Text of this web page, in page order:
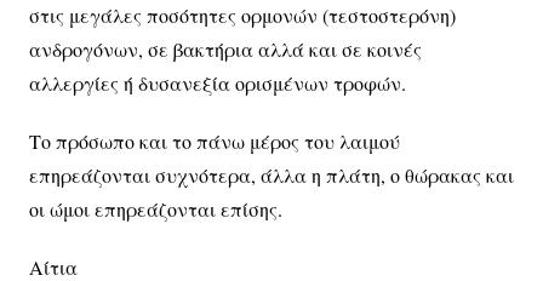
στις μεγάλες ποσότητες ορμονών (τεστοστερόνη)
ανδρογόνων, σε βακτήρια αλλά και σε κοινές
αλλεργίες ή δυσανεξία ορισμένων τροφών.
Το πρόσωπο και το πάνω μέρος του λαιμού
επηρεάζονται συχνότερα, άλλα η πλάτη, ο θώρακας και
οι ώμοι επηρεάζονται επίσης.
Αίτια